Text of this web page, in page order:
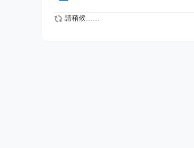
請稍候……